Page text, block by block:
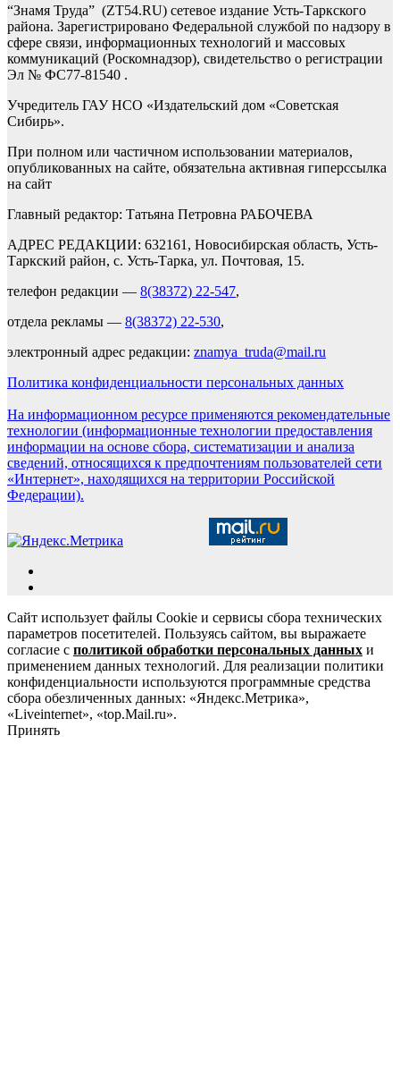
“Знамя Труда” (ZT54.RU) сетевое издание Усть-Таркского
района. Зарегистрировано Федеральной службой по надзору в
сфере связи, информационных технологий и массовых
коммуникаций (Роскомнадзор), свидетельство о регистрации
Эл № ФС77-81540 .
Учредитель ГАУ НСО «Издательский дом «Советская
Сибирь».
При полном или частичном использовании материалов,
опубликованных на сайте, обязательна активная гиперссылка
на сайт
Главный редактор: Татьяна Петровна РАБОЧЕВА
АДРЕС РЕДАКЦИИ: 632161, Новосибирская область, Усть-
Таркский район, с. Усть-Тарка, ул. Почтовая, 15.
телефон редакции — 8(38372) 22-547,
отдела рекламы — 8(38372) 22-530,
электронный адрес редакции: znamya_truda@mail.ru
Политика конфиденциальности персональных данных
На информационном ресурсе применяются рекомендательные
технологии (информационные технологии предоставления
информации на основе сбора, систематизации и анализа
сведений, относящихся к предпочтениям пользователей сети
«Интернет», находящихся на территории Российской
Федерации).
Сайт использует файлы Cookie и сервисы сбора технических
параметров посетителей. Пользуясь сайтом, вы выражаете
согласие с политикой обработки персональных данных и
применением данных технологий. Для реализации политики
конфиденциальности используются программные средства
сбора обезличенных данных: «Яндекс.Метрика»,
«Liveinternet», «top.Mail.ru».
Принять